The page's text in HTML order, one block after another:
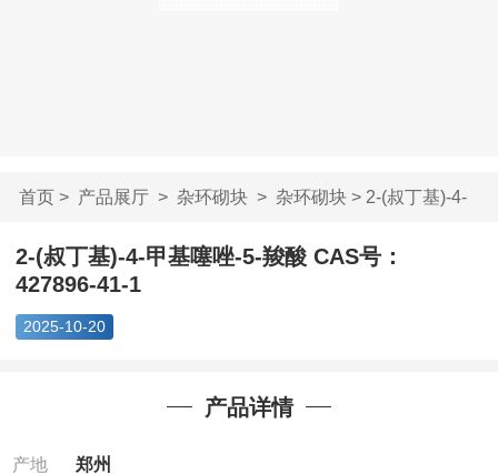
首页> 产品展厅> 杂环砌块> 杂环砌块> 2-(叔丁基)-4-
甲基噻唑-5-羧酸...
2-(叔丁基)-4-甲基噻唑-5-羧酸 CAS号：
427896-41-1
2025-10-20
产品详情
产地 郑州